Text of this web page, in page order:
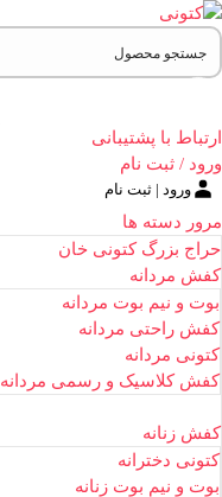
ارتباط با پشتیبانی
ورود / ثبت نام
ورود | ثبت نام
مرور دسته ها
حراج بزرگ کتونی خان
کفش مردانه
بوت و نیم بوت مردانه
کفش راحتی مردانه
کتونی مردانه
کفش کلاسیک و رسمی مردانه
کفش زنانه
کتونی دخترانه
بوت و نیم بوت زنانه